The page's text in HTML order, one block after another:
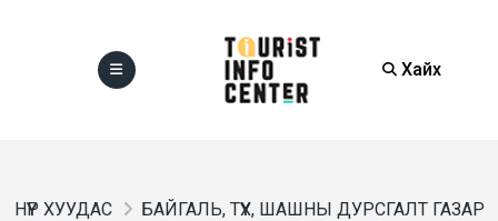
Хайх
НҮҮР ХУУДАС
БАЙГАЛЬ, ТҮҮХ, ШАШНЫ ДУРСГАЛТ ГАЗАР